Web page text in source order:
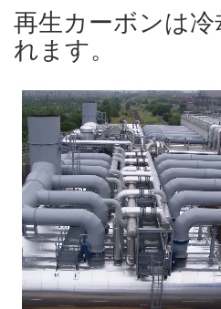
再生カーボンは
れます。